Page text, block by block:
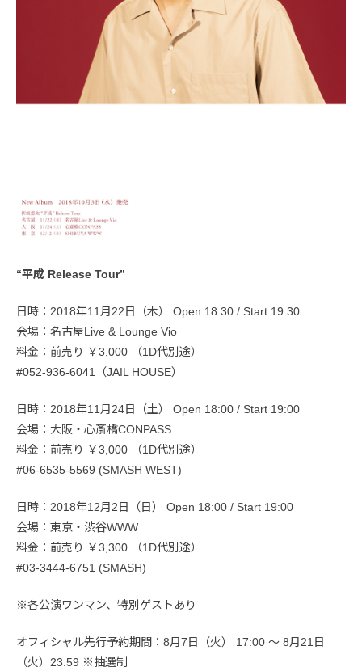
“平成 Release Tour”
日時：2018年11月22日（木） Open 18:30 / Start 19:30
会場：名古屋Live & Lounge Vio
料金：前売り ￥3,000 （1D代別途）
#052-936-6041（JAIL HOUSE）
日時：2018年11月24日（土） Open 18:00 / Start 19:00
会場：大阪・心斎橋CONPASS
料金：前売り ￥3,000 （1D代別途）
#06-6535-5569 (SMASH WEST)
日時：2018年12月2日（日） Open 18:00 / Start 19:00
会場：東京・渋谷WWW
料金：前売り ￥3,300 （1D代別途）
#03-3444-6751 (SMASH)
※各公演ワンマン、特別ゲストあり
オフィシャル先行予約期間：8月7日（火） 17:00 ～ 8月21日
（火）23:59 ※抽選制